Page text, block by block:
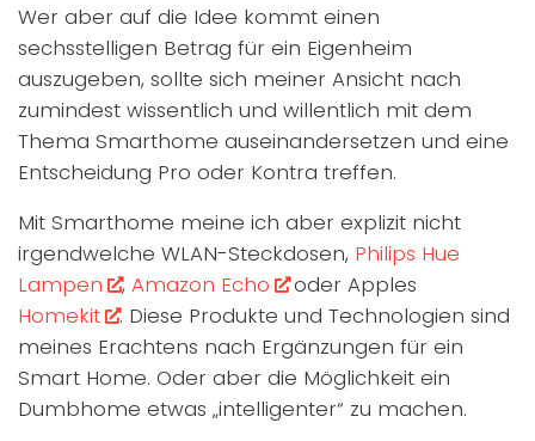
Wer aber auf die Idee kommt einen
sechsstelligen Betrag für ein Eigenheim
auszugeben, sollte sich meiner Ansicht nach
zumindest wissentlich und willentlich mit dem
Thema Smarthome auseinandersetzen und eine
Entscheidung Pro oder Kontra treffen.
Mit Smarthome meine ich aber explizit nicht
irgendwelche WLAN-Steckdosen, Philips Hue
Lampen
, Amazon Echo
oder Apples
Homekit
. Diese Produkte und Technologien sind
meines Erachtens nach Ergänzungen für ein
Smart Home. Oder aber die Möglichkeit ein
Dumbhome etwas „intelligenter“ zu machen.